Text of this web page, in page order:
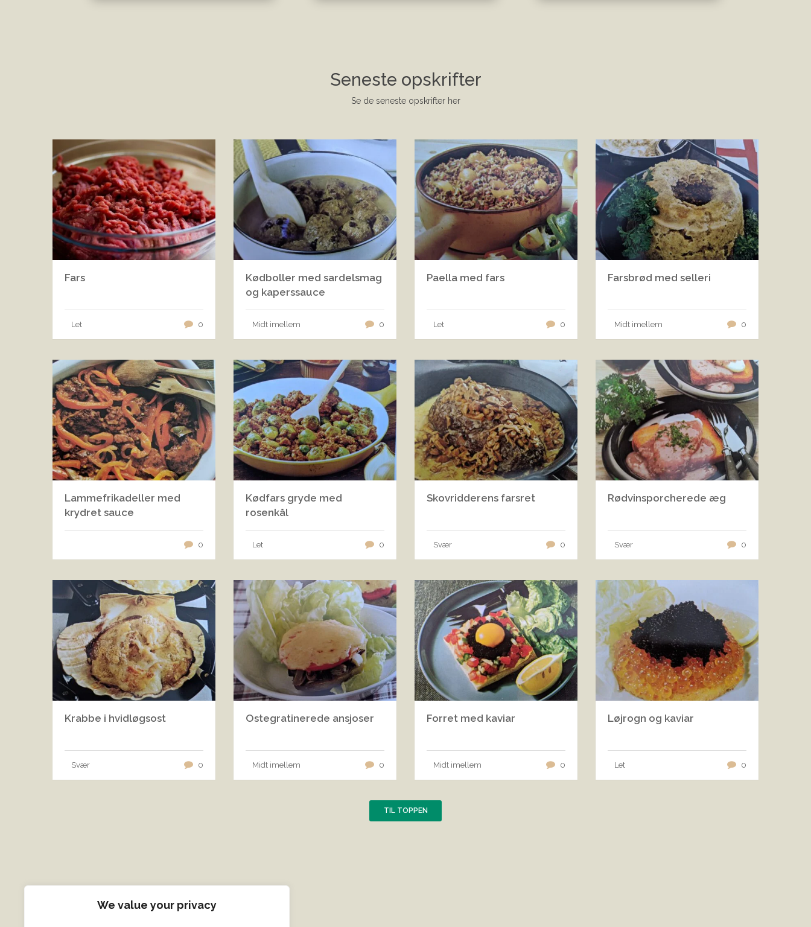
We value your privacy
Seneste opskrifter
Se de seneste opskrifter her
Fars
Let 0
Kødboller med sardelsmag
og kaperssauce
Midt imellem 0
Paella med fars
Let 0
Farsbrød med selleri
Midt imellem 0
Lammefrikadeller med
krydret sauce
0
Kødfars gryde med
rosenkål
Let 0
Skovridderens farsret
Svær 0
Rødvinsporcherede æg
Svær 0
Krabbe i hvidløgsost
Svær 0
Ostegratinerede ansjoser
Midt imellem 0
Forret med kaviar
Midt imellem 0
Løjrogn og kaviar
Let 0
TIL TOPPEN